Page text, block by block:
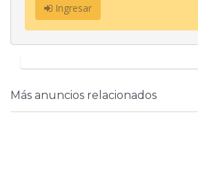
Ingresar
Más anuncios relacionados